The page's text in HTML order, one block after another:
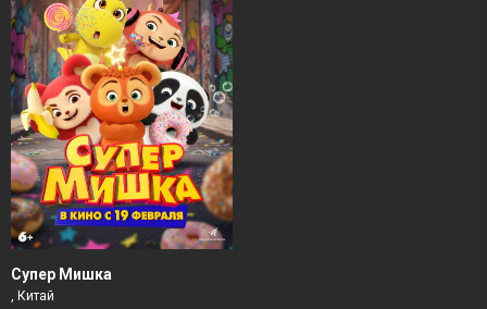
Супер Мишка
, Китай